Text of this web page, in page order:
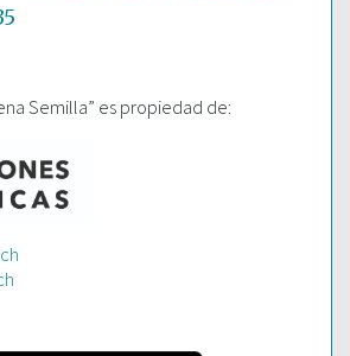
Semilla” es propiedad de: